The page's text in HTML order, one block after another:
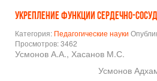
УКРЕПЛЕНИЕ ФУНКЦИИ СЕРДЕЧНО-
Категория: Педагогические науки
Просмотров: 3462
Усмонов А.А., Хасанов М.С.
Усмонов